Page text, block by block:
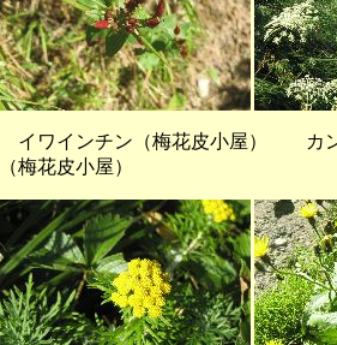
イワインチン（梅花皮小屋） カン
（梅花皮小屋）